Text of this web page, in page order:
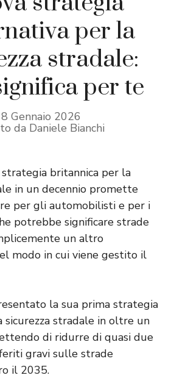
per la
stradale:
per te
8 Gennaio 2026
da Daniele Bianchi
britannica per la
in un decennio promette
per gli automobilisti e per i
potrebbe significare strade
un altro
modo in cui viene gestito il
la sua prima strategia
stradale in oltre un
di ridurre di quasi due
gravi sulle strade
il 2035.